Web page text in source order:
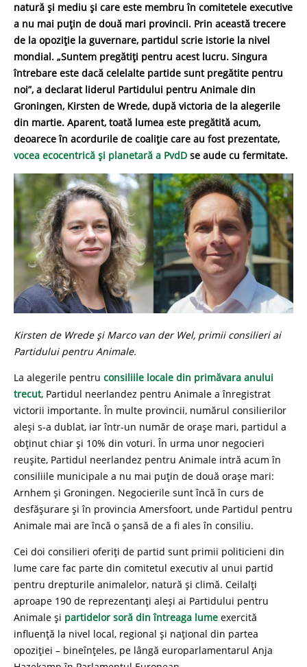
natură și mediu și care este membru în comitetele executive
a nu mai puțin de două mari provincii. Prin această trecere
de la opoziție la guvernare, partidul scrie istorie la nivel
mondial. „Suntem pregătiți pentru acest lucru. Singura
întrebare este dacă celelalte partide sunt pregătite pentru
noi”, a declarat liderul Partidului pentru Animale din
Groningen, Kirsten de Wrede, după victoria de la alegerile
din martie. Aparent, toată lumea este pregătită acum,
deoarece în acordurile de coaliție care au fost prezentate,
vocea ecocentrică și planetară a PvdD se aude cu fermitate.
Kirsten de Wrede și Marco van der Wel, primii consilieri ai
Partidului pentru Animale.
La alegerile pentru consiliile locale din primăvara anului
trecut, Partidul neerlandez pentru Animale a înregistrat
victorii importante. În multe provincii, numărul consilierilor
aleși s-a dublat, iar într-un număr de orașe mari, partidul a
obținut chiar și 10% din voturi. În urma unor negocieri
reușite, Partidul neerlandez pentru Animale intră acum în
consiliile municipale a nu mai puțin de două orașe mari:
Arnhem și Groningen. Negocierile sunt încă în curs de
desfășurare și în provincia Amersfoort, unde Partidul pentru
Animale mai are încă o șansă de a fi ales în consiliu.
Cei doi consilieri oferiți de partid sunt primii politicieni din
lume care fac parte din comitetul executiv al unui partid
pentru drepturile animalelor, natură și climă. Ceilalți
aproape 190 de reprezentanți aleși ai Partidului pentru
Animale și partidelor soră din întreaga lume exercită
influență la nivel local, regional și național din partea
opoziției – bineînțeles, pe lângă europarlamentarul Anja